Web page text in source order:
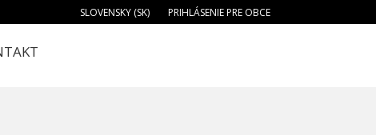
SLOVENSKY (SK) PRIHLÁSENIE PRE OBCE